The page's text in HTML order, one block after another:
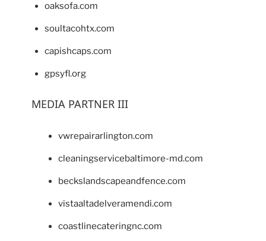
oaksofa.com
soultacohtx.com
capishcaps.com
gpsyfl.org
MEDIA PARTNER III
vwrepairarlington.com
cleaningservicebaltimore-md.com
beckslandscapeandfence.com
vistaaltadelveramendi.com
coastlinecateringnc.com